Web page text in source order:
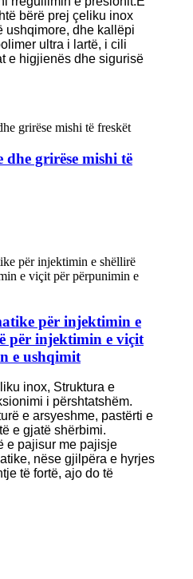
bërë prej çeliku inox
ushqimore, dhe kallëpi
ultra i lartë, i cili
e higjienës dhe sigurisë
dhe grirëse mishi të
për injektimin e
për injektimin e viçit
e ushqimit
inox, Struktura e
i përshtatshëm.
e arsyeshme, pastërti e
e gjatë shërbimi.
e pajisur me pajisje
nëse gjilpëra e hyrjes
të fortë, ajo do të